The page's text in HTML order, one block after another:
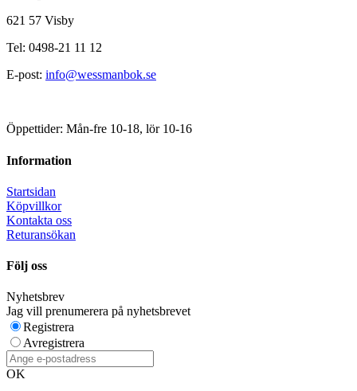
621 57 Visby
Tel: 0498-21 11 12
E-post: info@wessmanbok.se
Öppettider: Mån-fre 10-18, lör 10-16
Information
Startsidan
Köpvillkor
Kontakta oss
Returansökan
Följ oss
Nyhetsbrev
Jag vill prenumerera på nyhetsbrevet
Registrera
Avregistrera
OK